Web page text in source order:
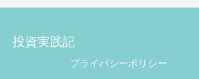
投資実践記
プライバシーポリシー